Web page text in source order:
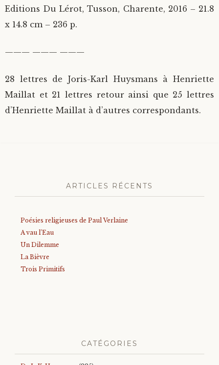
Editions Du Lérot, Tusson, Charente, 2016 – 21.8
x 14.8 cm – 236 p.
——— ——— ———
28 lettres de Joris-Karl Huysmans à Henriette
Maillat et 21 lettres retour ainsi que 25 lettres
d’Henriette Maillat à d’autres correspondants.
ARTICLES RÉCENTS
Poésies religieuses de Paul Verlaine
A vau l’Eau
Un Dilemme
La Bièvre
Trois Primitifs
CATÉGORIES